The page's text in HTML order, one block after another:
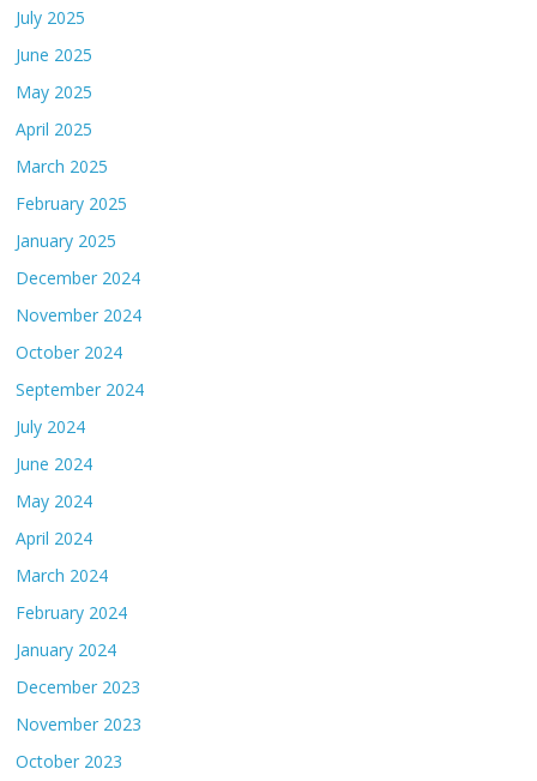
July 2025
June 2025
May 2025
April 2025
March 2025
February 2025
January 2025
December 2024
November 2024
October 2024
September 2024
July 2024
June 2024
May 2024
April 2024
March 2024
February 2024
January 2024
December 2023
November 2023
October 2023